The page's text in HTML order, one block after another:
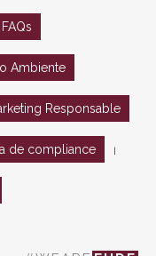
FAQs
Ambiente
Responsable
de compliance